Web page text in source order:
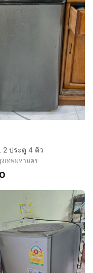
2 ประตู 4 คิว
เทพมหานคร